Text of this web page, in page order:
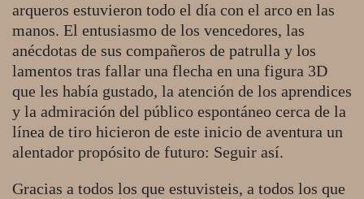
arqueros estuvieron todo el día con el arco en las
manos. El entusiasmo de los vencedores, las
anécdotas de sus compañeros de patrulla y los
lamentos tras fallar una flecha en una figura 3D
que les había gustado, la atención de los aprendices
y la admiración del público espontáneo cerca de la
línea de tiro hicieron de este inicio de aventura un
alentador propósito de futuro: Seguir así.
Gracias a todos los que estuvisteis, a todos los que